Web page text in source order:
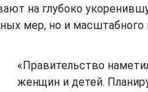
на глубоко
мер, но и масштабного
«Правительство
женщин и детей.